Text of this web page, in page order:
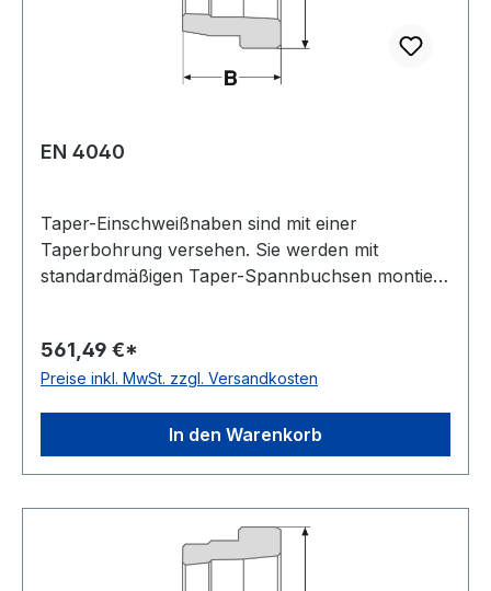
EN 4040
Taper-Einschweißnaben sind mit einer
Taperbohrung versehen. Sie werden mit
standardmäßigen Taper-Spannbuchsen montiert.
Welle montiert werden müssen.
Einschweißnaben lassen sich einfach montieren,
Einsatzbedingungen trifft. Mit dem Anziehen der
Schrauben wird die Bohrung
der Welle befestigt. Gewicht: 13,5 kgkg
Warenursprung: VRC Zolltarifnummer: 7325 10
00 Aussendurchmesser: 225 mmmm Breite: 102
561,49 €*
Preise inkl. MwSt. zzgl. Versandkosten
In den Warenkorb